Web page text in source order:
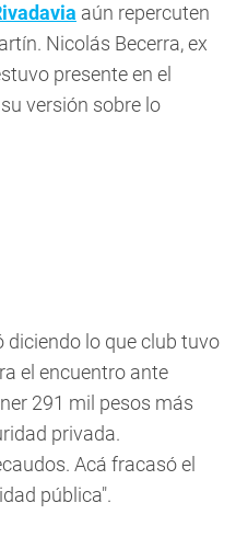
aún repercuten
Nicolás Becerra, ex
presente en el
versión sobre lo
diciendo lo que club tuvo
el encuentro ante
291 mil pesos más
privada.
Acá fracasó el
pública".